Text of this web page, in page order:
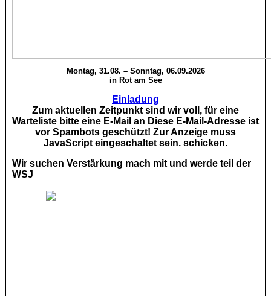
Montag, 31.08. – Sonntag, 06.09.2026
in Rot am See
Einladung
Zum aktuellen Zeitpunkt sind wir voll, für eine
Warteliste bitte eine E-Mail an Diese E-Mail-Adresse ist
vor Spambots geschützt! Zur Anzeige muss
JavaScript eingeschaltet sein. schicken.
Wir suchen Verstärkung mach mit und werde teil der
WSJ